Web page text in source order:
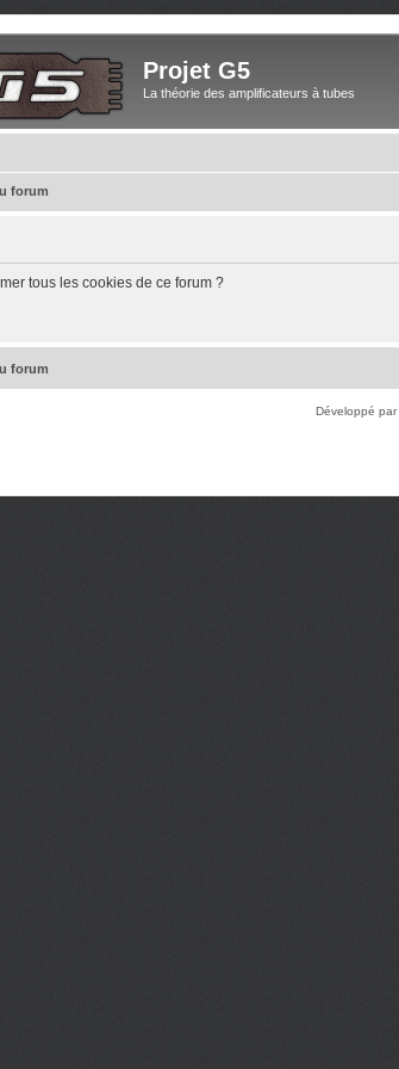
Projet G5
La théorie des amplificateurs à tubes
forum
tous les cookies de ce forum ?
forum
Développé par